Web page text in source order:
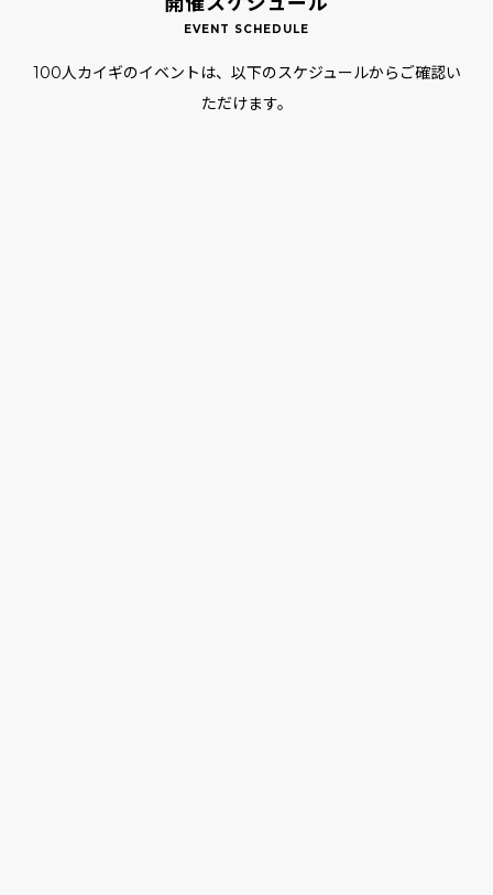
100人カイギのイベントは、以下のスケジュールからご確認い
ただけます。